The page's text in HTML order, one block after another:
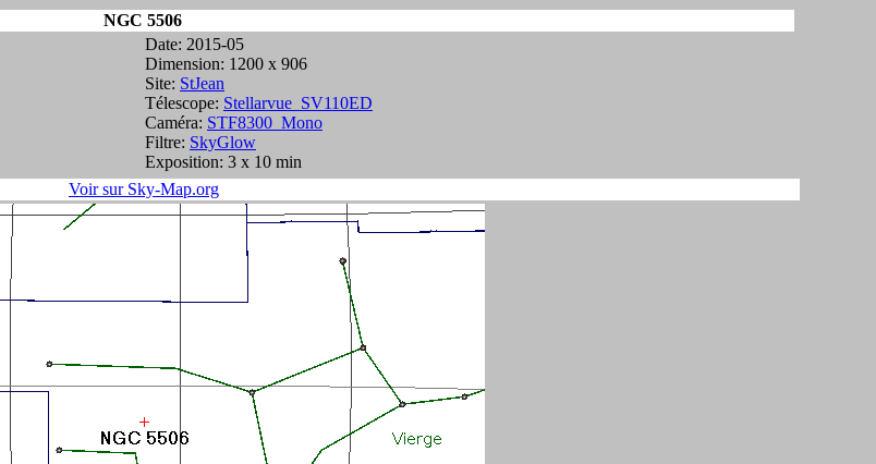
NGC 5506
Date: 2015-05
Dimension: 1200 x 906
Site: StJean
Télescope: Stellarvue_SV110ED
Caméra: STF8300_Mono
Filtre: SkyGlow
Exposition: 3 x 10 min
Voir sur Sky-Map.org